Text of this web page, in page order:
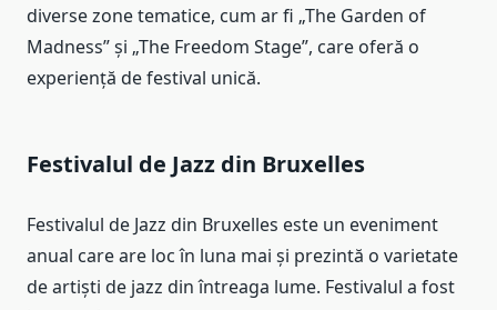
diverse zone tematice, cum ar fi „The Garden of
Madness” și „The Freedom Stage”, care oferă o
experiență de festival unică.
Festivalul de Jazz din Bruxelles
Festivalul de Jazz din Bruxelles este un eveniment
anual care are loc în luna mai și prezintă o varietate
de artiști de jazz din întreaga lume. Festivalul a fost